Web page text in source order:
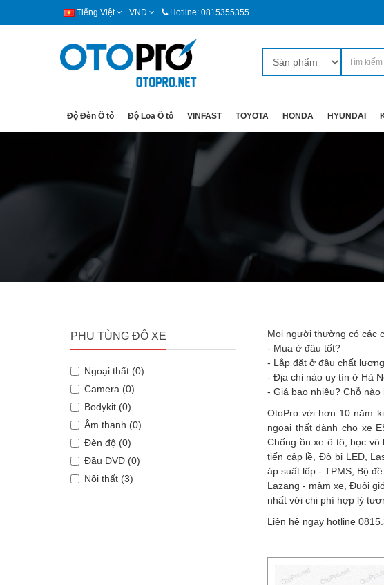
Tiếng Việt VND Hotline: 0815355355
Độ Đèn Ô tô Độ Loa Ô tô VINFAST TOYOTA HONDA HYUNDAI
PHỤ TÙNG ĐỘ XE
Ngoại thất (0)
Camera (0)
Bodykit (0)
Âm thanh (0)
Đèn độ (0)
Đầu DVD (0)
Nội thất (3)
Mọi người thường có các
- Mua ở đâu tốt?
- Lắp đặt ở đâu chất
- Địa chỉ nào uy tín ở Hà
- Giá bao nhiêu? Chỗ nào
OtoPro với hơn 10 năm
ngoại thất dành cho xe
Chống ồn xe ô tô, bọc vô
tiến cập lề, Độ bi LED,
áp suất lốp - TPMS, Bộ
Lazang - mâm xe, Đuôi
nhất với chi phí hợp lý
Liên hệ ngay hotline